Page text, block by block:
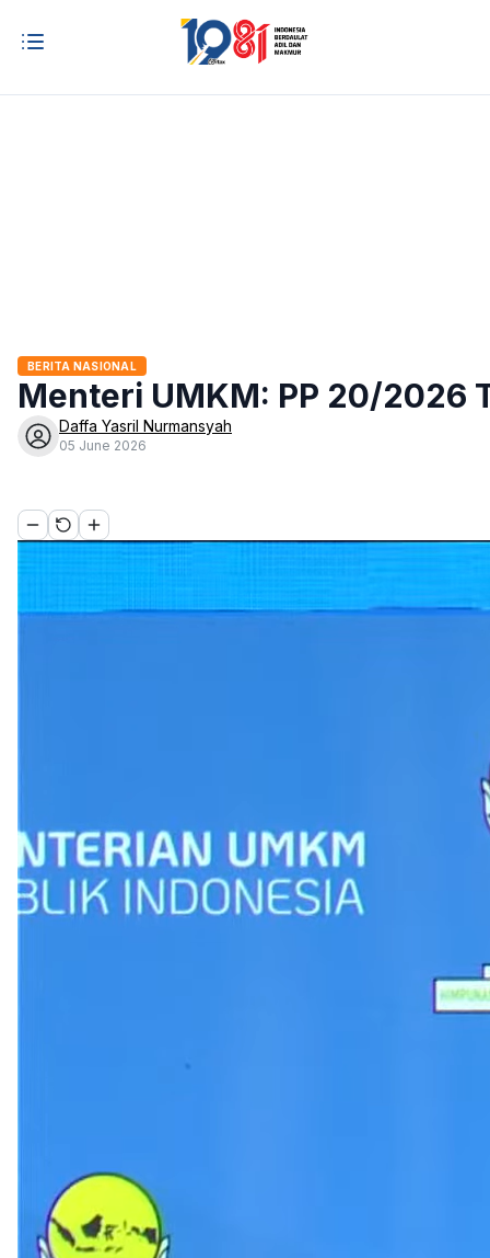
BERITA NASIONAL
Menteri UMKM: PP 20/2026
Daffa Yasril Nurmansyah
05 June 2026